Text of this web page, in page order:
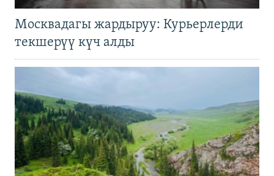
Москвадагы жардыруу: Курьерлерди
текшерүү күч алды